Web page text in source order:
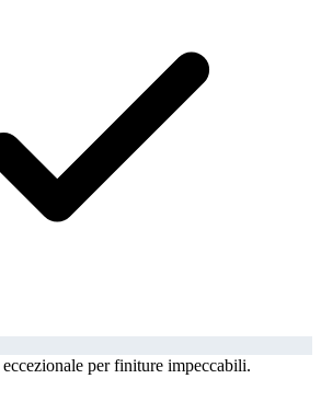
per finiture impeccabili.